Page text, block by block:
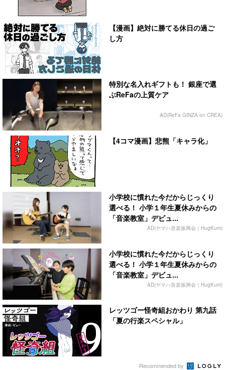
【漫画】絶対に勝てる休日の過ご
し方
特別な名入れギフトも！ 銀座で選
ぶReFaの上質ケア
AD(ReFa GINZA on CREA)
【4コマ漫画】悲熊「キャラ化」
小学校に慣れた今だからじっくり
選べる！ 小学１年生夏休みからの
「音楽教室」デビュ...
AD(ヤマハ音楽振興会｜HugKum)
小学校に慣れた今だからじっくり
選べる！ 小学１年生夏休みからの
「音楽教室」デビュ...
AD(ヤマハ音楽振興会｜HugKum)
レッツゴー怪奇組おかわり 第九話
「夏の行楽スペシャル」
Recommended by